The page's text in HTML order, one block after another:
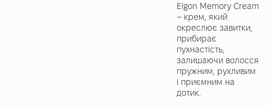
Elgon Memory Cream
– крем, який
окреслює завитки,
прибирає
пухнастість,
залишаючи волосся
пружним, рухливим
і приємним на
дотик.